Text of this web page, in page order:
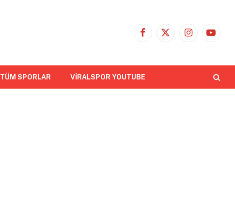
Facebook
X
Instagram
TÜM SPORLAR VİRALSPOR YOUTUBE